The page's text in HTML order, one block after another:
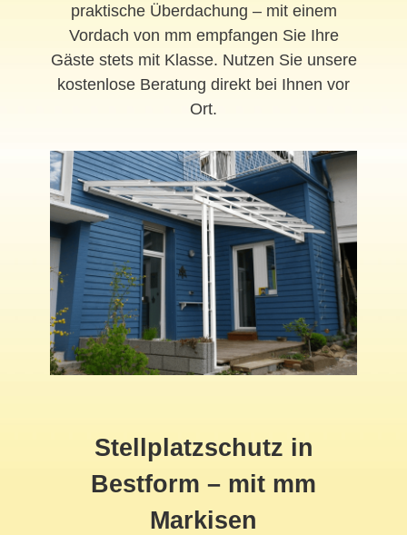
praktische Überdachung – mit einem
Vordach von mm empfangen Sie Ihre
Gäste stets mit Klasse. Nutzen Sie unsere
kostenlose Beratung direkt bei Ihnen vor
Ort.
Stellplatzschutz in
Bestform – mit mm
Markisen